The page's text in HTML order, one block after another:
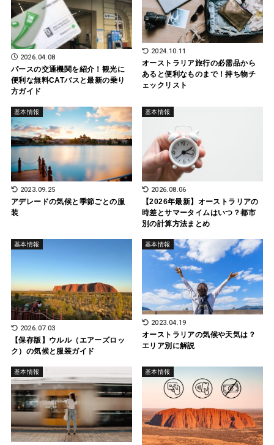
2026.04.08
パースの交通機関を紹介！観光に
便利な無料CATバスと最新の乗り
方ガイド
2024.10.11
オーストラリア旅行の必需品から
あると便利なものまで！持ち物チ
ェックリスト
基本情報
2023.09.25
アデレードの気候と季節ごとの服
装
基本情報
2026.08.06
【2026年最新】オーストラリアの
時差とサマータイムはいつ？都市
別の計算方法まとめ
基本情報
2026.07.03
【保存版】ウルル（エアーズロッ
ク）の気候と服装ガイド
基本情報
2023.04.19
オーストラリアの気候や天気は？
エリア別に解説
基本情報 基本情報